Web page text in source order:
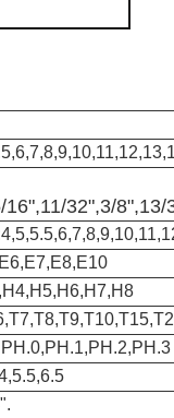
32",3/8",13/